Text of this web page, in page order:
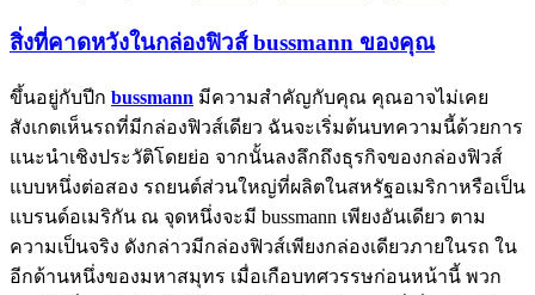
สิ่งที่คาดหวังในกล่องฟิวส์ bussmann ของคุณ
ขึ้นอยู่กับปีก bussmann มีความสำคัญกับคุณ คุณอาจไม่เคย
สังเกตเห็นรถที่มีกล่องฟิวส์เดียว ฉันจะเริ่มต้นบทความนี้ด้วยการ
แนะนำเชิงประวัติโดยย่อ จากนั้นลงลึกถึงธุรกิจของกล่องฟิวส์
แบบหนึ่งต่อสอง รถยนต์ส่วนใหญ่ที่ผลิตในสหรัฐอเมริกาหรือเป็น
แบรนด์อเมริกัน ณ จุดหนึ่งจะมี bussmann เพียงอันเดียว ตาม
ความเป็นจริง ดังกล่าวมีกล่องฟิวส์เพียงกล่องเดียวภายในรถ ใน
อีกด้านหนึ่งของมหาสมุทร เมื่อเกือบทศวรรษก่อนหน้านี้ พวก